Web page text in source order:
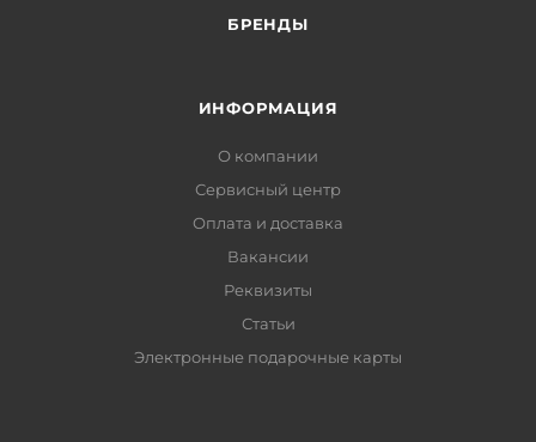
БРЕНДЫ
ИНФОРМАЦИЯ
О компании
Сервисный центр
Оплата и доставка
Вакансии
Реквизиты
Статьи
Электронные подарочные карты